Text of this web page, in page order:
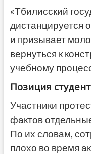
«Тбилисский
дистанцируется
и призывает
вернуться к
учебному
Позиция
Участники
фактов
По их словам,
плохо во время